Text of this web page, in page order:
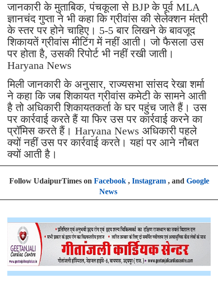
जानकारी के मुताबिक, पंचकूला से BJP के पूर्व MLA
ज्ञानचंद गुप्ता ने भी कहा कि ग्रीवांस की सेलेक्शन मंत्री
के स्तर पर होने चाहिए। 5-5 बार लिखने के बावजूद
शिकायतें ग्रीवांस मीटिंग में नहीं आती। जो फैसला उस
पर होता है, उसकी रिपोर्ट भी नहीं रखी जाती।
Haryana News
मिली जानकारी के अनुसार, राज्यसभा सांसद रेखा शर्मा
ने कहा कि जब शिकायत ग्रीवांस कमेटी के सामने आती
है तो अधिकारी शिकायतकर्ता के घर पहुंच जाते हैं। उस
पर कार्रवाई करते हैं या फिर उस पर कार्रवाई करने का
प्रॉमिस करते हैं। Haryana News अधिकारी पहले
क्यों नहीं उस पर कार्रवाई करते। यहां पर आने नौबत
क्यों आती है।
Follow UdaipurTimes on Facebook, Instagram, and Google
News